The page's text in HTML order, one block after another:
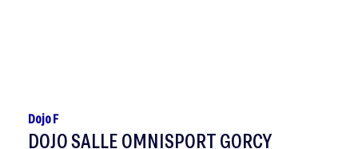
Dojo F
DOJO SALLE OMNISPORT GORCY